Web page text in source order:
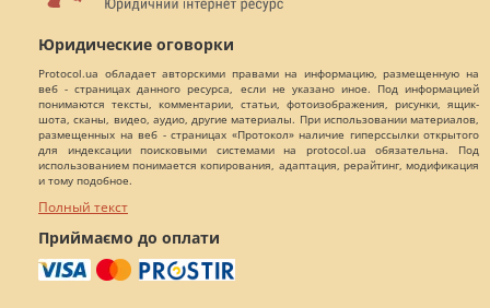
Юридические оговорки
Protocol.ua обладает авторскими правами на информацию, размещенную на
веб - страницах данного ресурса, если не указано иное. Под информацией
понимаются тексты, комментарии, статьи, фотоизображения, рисунки, ящик-
шота, сканы, видео, аудио, другие материалы. При использовании материалов,
размещенных на веб - страницах «Протокол» наличие гиперссылки открытого
для индексации поисковыми системами на protocol.ua обязательна. Под
использованием понимается копирования, адаптация, рерайтинг, модификация
и тому подобное.
Полный текст
Приймаємо до оплати